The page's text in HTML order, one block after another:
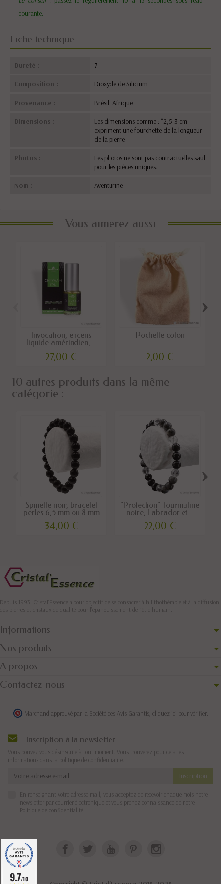
courante.
Fiche technique
Dureté : 7
Composition : Dioxyde de Silicium
Provenance : Brésil, Afrique
Dimensions :
Les dimensions comme : "2,5-3 cm"
expriment une fourchette de la longueur
de la pierre
Photos :
Les photos ne sont pas contractuelles sauf
pour les pièces uniques.
Nom : Aventurine
Vous aimerez aussi
Invocation, encens
liquide amérindien,...
27,00 €
Pochette coton
2,00 €
›
10 autres produits dans la même
catégorie :
Spinelle noir, bracelet
perles 6,5 mm ou 8 mm
34,00 €
"Protection" Tourmaline
noire, Labrador et...
22,00 €
›
Depuis 1993, Cristal'Essence a pour objectif de se consacrer à la lithothérapie et à la diffusion
des pierres et cristaux de qualité pour l’épanouissement de l’être humain.
Informations
Nos produits
A propos
Contactez-nous
Marchand approuvé par la Société des Avis Garantis, cliquez ici pour vérifier
Inscription à la newsletter
Vous pouvez vous désinscrire à tout moment. Vous trouverez pour cela les
informations dans la politique de confidentialité.
En renseignant votre adresse mail, vous acceptez de recevoir chaque mois notre
newsletter par courrier électronique et vous prenez connaissance de notre
Politique de confidentialité
9.7/10